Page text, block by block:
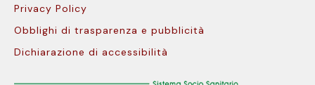
Privacy Policy
Obblighi di trasparenza e pubblicità
Dichiarazione di accessibilità